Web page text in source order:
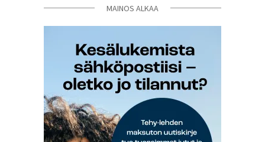
MAINOS ALKAA